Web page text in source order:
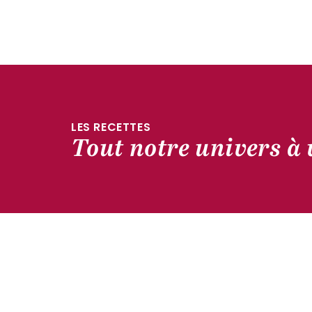
LES RECETTES
Tout notre univers